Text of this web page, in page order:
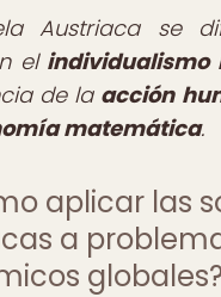
Austriaca se
el individualismo
de la acción
matemática.
aplicar las
a